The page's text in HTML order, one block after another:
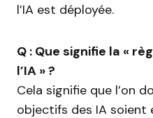
l’IA est déployée.
Q : Que signifie la «
l’IA » ?
Cela signifie que l’on
objectifs des IA soient